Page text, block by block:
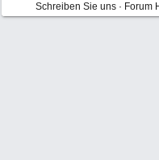
Schreiben Sie uns · Forum